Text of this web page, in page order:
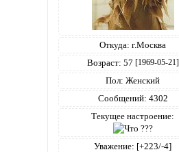
Откуда: г.Москва
Возраст: 57 [1969-05-21]
Пол: Женский
Сообщений: 4302
Текущее настроение:
Уважение: [+223/-4]